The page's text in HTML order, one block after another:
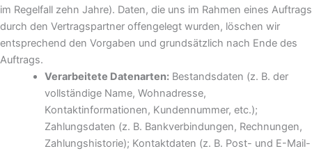
im Regelfall zehn Jahre). Daten, die uns im Rahmen eines Auftrags
durch den Vertragspartner offengelegt wurden, löschen wir
entsprechend den Vorgaben und grundsätzlich nach Ende des
Auftrags.
Verarbeitete Datenarten:Bestandsdaten (z. B. der
vollständige Name, Wohnadresse,
Kontaktinformationen, Kundennummer, etc.);
Zahlungsdaten (z. B. Bankverbindungen, Rechnungen,
Zahlungshistorie); Kontaktdaten (z. B. Post- und E-Mail-